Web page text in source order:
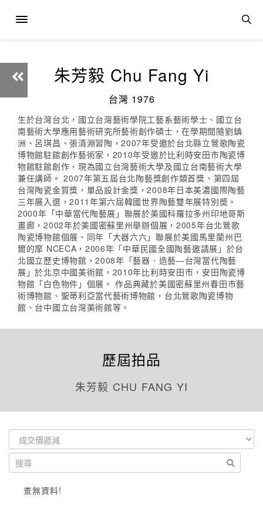
朱芳毅 Chu Fang Yi
台灣 1976
生於台灣台北，國立台灣藝術學院工藝系藝術學士、國立台
南藝術大學應用藝術研究所藝術創作碩士，在學期間隨劉鎮
洲、呂琪昌、張清淵習陶，2007年受邀於台北縣立鶯歌陶瓷
博物館駐館創作藝術家，2010年受邀於比利時安田市陶瓷博
物館駐館創作，現為國立台灣藝術大學及國立台南藝術大學
兼任講師。 2007年第五屆台北陶藝獎創作類首獎、第四屆
台灣陶瓷金質獎，單品設計金獎，2008年日本美濃國際陶藝
三年展入選，2011年第六屆韓國世界陶藝雙年展特別奬。
2000年「中華當代陶藝展」聯展於美國科羅拉多州印地哥斯
畫廊，2002年於美國密蘇里州舉辦個展，2005年台北鶯歌
陶瓷博物館個展、同年「大器六六」聯展於美國馬里蘭州巴
爾的摩 NCECA，2006年「中華民國全國陶藝邀請展」於台
北國立歷史博物館，2008年「藝器．造藝—台灣當代陶藝
展」於北京中國美術館，2010年比利時安田市，安田陶瓷博
物館「白色物件」個展。 作品典藏於美國密蘇里州春田市藝
術博物館、聖蒂利亞當代藝術博物館，台北鶯歌陶瓷博物
館、台中國立台灣美術館等。
歷屆拍品
朱芳毅 CHU FANG YI
查無資料!